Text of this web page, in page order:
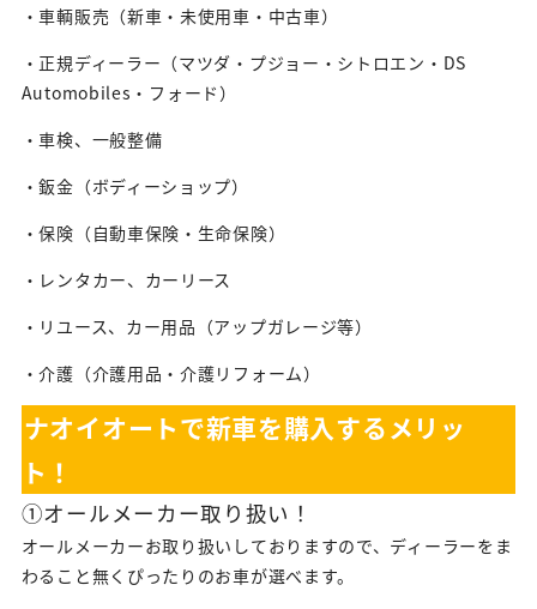
・車輌販売（新車・未使用車・中古車）
・正規ディーラー（マツダ・プジョー・シトロエン・DS
Automobiles・フォード）
・車検、一般整備
・鈑金（ボディーショップ）
・保険（自動車保険・生命保険）
・レンタカー、カーリース
・リユース、カー用品（アップガレージ等）
・介護（介護用品・介護リフォーム）
ナオイオートで新車を購入するメリッ
ト！
①オールメーカー取り扱い！
オールメーカーお取り扱いしておりますので、ディーラーをま
わること無くぴったりのお車が選べます。